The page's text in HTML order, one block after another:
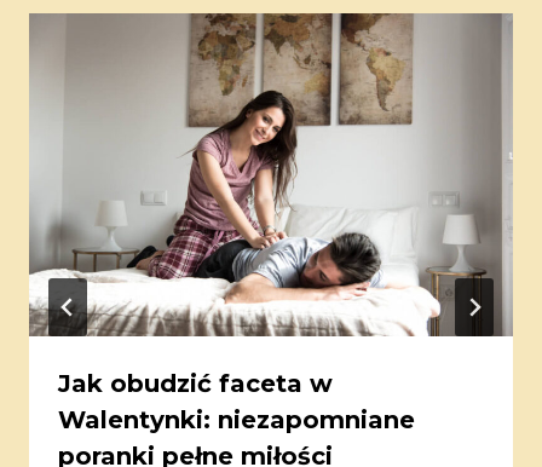
Jak obudzić faceta w
Walentynki: niezapomniane
poranki pełne miłości